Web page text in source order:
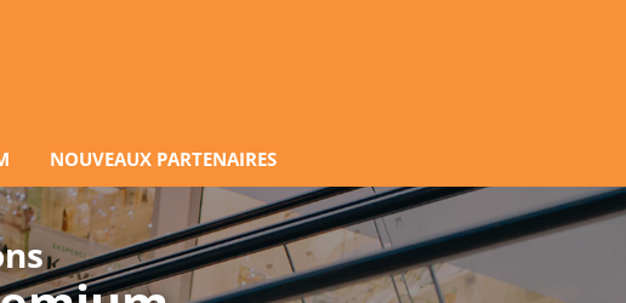
NOUVEAUX PARTENAIRES